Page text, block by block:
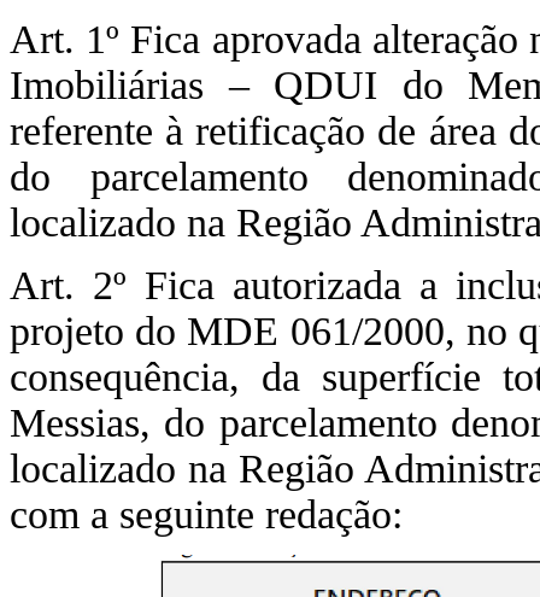
Art. 1º Fica aprovada
Imobiliárias – QDUI do
referente à retificação de área
do parcelamento
localizado na Região
Art. 2º Fica autorizada a
projeto do MDE 061/2000, no
consequência, da superfície
Messias, do parcelamento
localizado na Região
com a seguinte redação: